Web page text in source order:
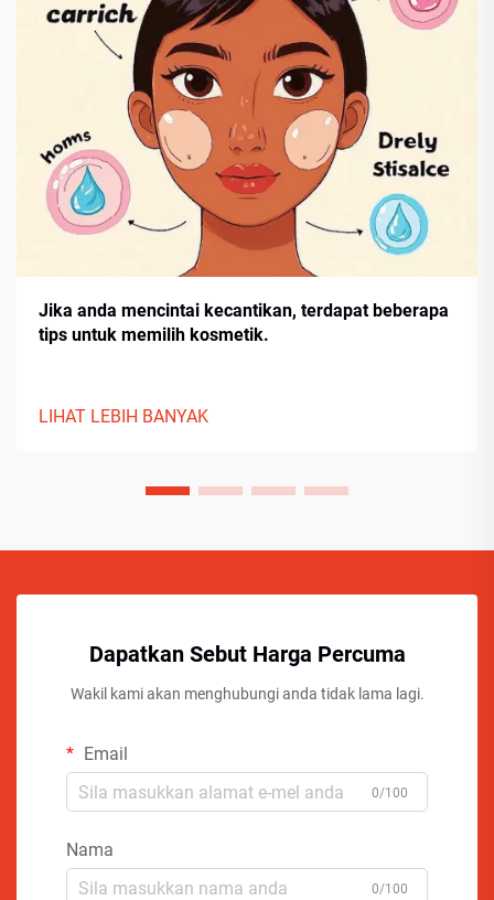
Jika anda mencintai kecantikan, terdapat beberapa
tips untuk memilih kosmetik.
LIHAT LEBIH BANYAK
Dapatkan Sebut Harga Percuma
Wakil kami akan menghubungi anda tidak lama lagi.
Email
0/100
Nama
0/100